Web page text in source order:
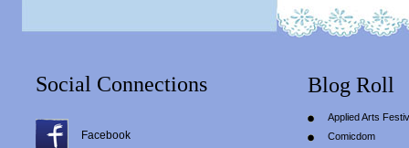
Social Connections
Facebook
Blog Roll
Applied Arts
Comicdom